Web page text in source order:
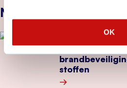
OK
Nieuws
Nieuwe
stoffen